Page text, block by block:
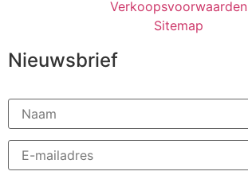
Verkoopsvoorwaarden
Sitemap
Nieuwsbrief